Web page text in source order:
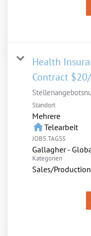
Health
Contract
Standort
Mehrere
homeTelearbeit
JOBS.TAGS5
Gallagher -
Kategorien
Sales/Production